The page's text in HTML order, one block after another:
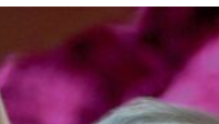
w amazońskiej puszczy. Obecnie
Zaparo w Ekwadorze. Przez tysiące
swoich społeczności utrzymywać
relacje z innymi ludźmi i
Ta pięknie napisana książka to nie
pełna humoru i inspirująca - ale też
z najróżniejszych kultur,
korzeni i przywrócić światu